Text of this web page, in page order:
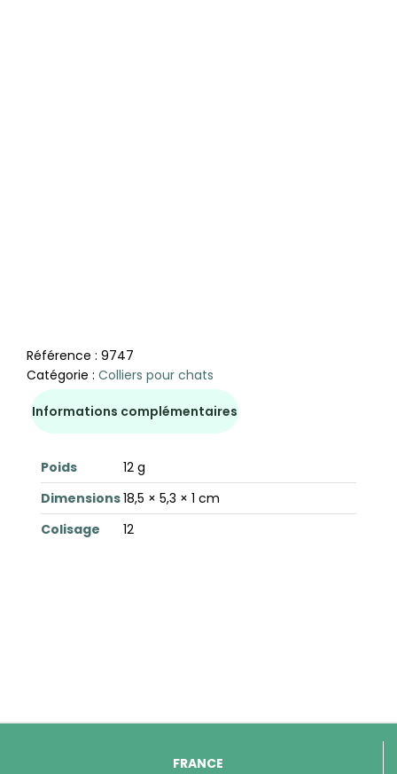
Référence : 9747
Catégorie : Colliers pour chats
Informations complémentaires
Poids
12 g
Dimensions18,5 × 5,3 × 1 cm
Colisage
12
FRANCE